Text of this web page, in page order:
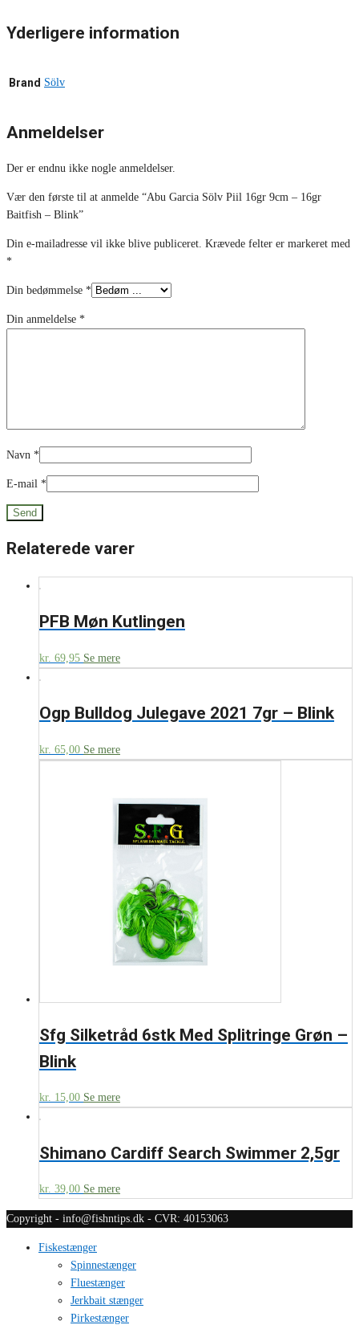
Yderligere information
Brand Sölv
Anmeldelser
Der er endnu ikke nogle anmeldelser.
Vær den første til at anmelde “Abu Garcia Sölv Piil 16gr 9cm – 16gr
Baitfish – Blink”
Din e-mailadresse vil ikke blive publiceret. Krævede felter er markeret med
*
Din bedømmelse *
Din anmeldelse *
Navn *
E-mail *
Relaterede varer
PFB Møn Kutlingen
kr. 69,95 Se mere
Ogp Bulldog Julegave 2021 7gr – Blink
kr. 65,00 Se mere
Sfg Silketråd 6stk Med Splitringe Grøn –
Blink
kr. 15,00 Se mere
Shimano Cardiff Search Swimmer 2,5gr
kr. 39,00 Se mere
Copyright - info@fishntips.dk - CVR: 40153063
Fiskestænger
Spinnestænger
Fluestænger
Jerkbait stænger
Pirkestænger